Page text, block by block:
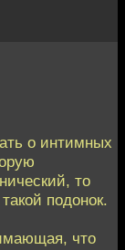
о интимных
то
подонок.
что